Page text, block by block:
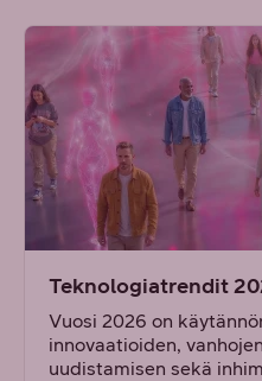
Teknologiatrendit
Vuosi 2026 on
innovaatioiden,
uudistamisen sekä